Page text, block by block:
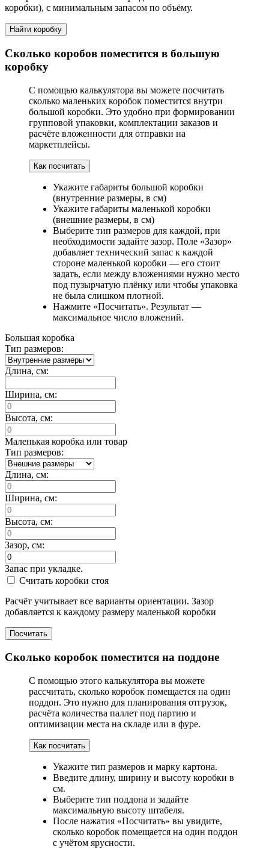
коробки), с минимальным запасом по объёму.
Найти коробку
Сколько коробов поместится в большую
коробку
С помощью калькулятора вы можете посчитать
сколько маленьких коробок поместится внутри
большой коробки. Это удобно при формировании
групповой упаковки, комплектации заказов и
расчёте вложенности для отправки на
маркетплейсы.
Как посчитать
Укажите габариты большой коробки
(внутренние размеры, в см)
Укажите габариты маленькой коробки
(внешние размеры, в см)
Выберите тип размеров для каждой, при
необходимости задайте зазор. Поле «Зазор»
добавляет технический запас к каждой
стороне маленькой коробки — его стоит
задать, если между вложениями нужно место
под пузырчатую плёнку или чтобы упаковка
не была слишком плотной.
Нажмите «Посчитать». Результат —
максимальное число вложений.
Большая коробка
Тип размеров:
Длина, см:
Ширина, см:
Высота, см:
Маленькая коробка или товар
Тип размеров:
Длина, см:
Ширина, см:
Высота, см:
Зазор, см:
Запас при укладке.
Считать коробки стоя
Расчёт учитывает все варианты ориентации. Зазор
добавляется к каждому размеру маленькой коробки
Посчитать
Сколько коробок поместится на поддоне
С помощью этого калькулятора вы можете
рассчитать, сколько коробок помещается на один
поддон. Это нужно для планирования отгрузок,
расчёта количества паллет под партию и
оптимизации места на складе или в фуре.
Как посчитать
Укажите тип размеров и марку картона.
Введите длину, ширину и высоту коробки в
см.
Выберите тип поддона и задайте
максимальную высоту штабеля.
После нажатия «Посчитать» вы увидите,
сколько коробок помещается на один поддон
с учётом ярусности.